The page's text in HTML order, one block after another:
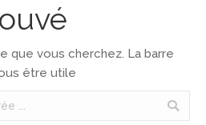
que vous cherchez. La barre
être utile